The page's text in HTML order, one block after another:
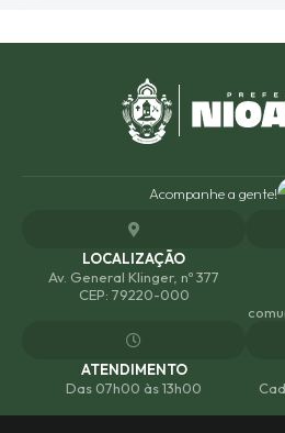
Acompanhe a gente!
LOCALIZAÇÃO
Av. General Klinger, nº 377
CEP: 79220-000
ATENDIMENTO
Das 07h00 às 13h00